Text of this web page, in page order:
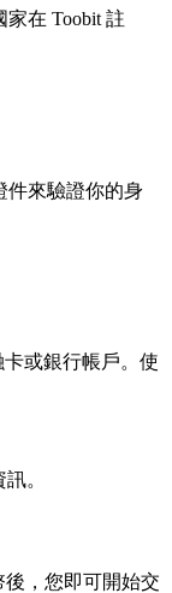
在 Toobit 註
件來驗證你的身
或銀行帳戶。使
。
後，您即可開始交